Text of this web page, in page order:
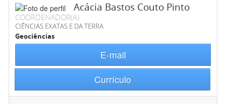
Acácia Bastos Couto Pinto
COORDENADOR(A)
CIÊNCIAS EXATAS E DA TERRA
Geociências
E-mail
Currículo